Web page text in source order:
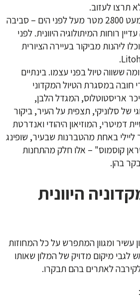
תרצו לעזוב.
הר האולימפוס – כמעט 2800 מטר מעל לפני הים – סביבה
רוחות המיתולוגיה היוונית. לפני
ליהנות מביקור בעיירה הציורית
ששווה טיול בפני עצמו. בינתיים
חובה במסגרת הטיול המקדוני
אריסטוטלוס, המגדל הלבן,
של סלוניקי, תצפית על העיר, ביקור
דמיטרי, המוזיאון היהודי ואנדרטת
באחת מהטברנות שבעיר, שופינג
קוסמוס" – אלו חלק מהתחנות
בהן.
היוונית
עשיר ומגוון המתפרש על כל המחוזות
מיקום מדויק של המלון שאותו
לאתרים בהם תבקרו.